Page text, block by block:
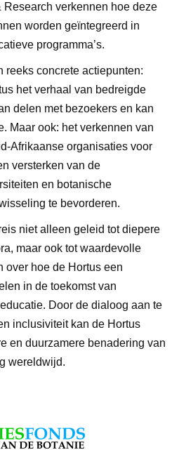
verkennen hoe deze
worden geïntegreerd in
programma’s.
reeks concrete actiepunten:
het verhaal van bedreigde
delen met bezoekers en kan
Maar ook: het verkennen van
Afrikaanse organisaties voor
versterken van de
en botanische
te bevorderen.
niet alleen geleid tot diepere
maar ook tot waardevolle
over hoe de Hortus een
in de toekomst van
Door de dialoog aan te
inclusiviteit kan de Hortus
en duurzamere benadering van
wereldwijd.